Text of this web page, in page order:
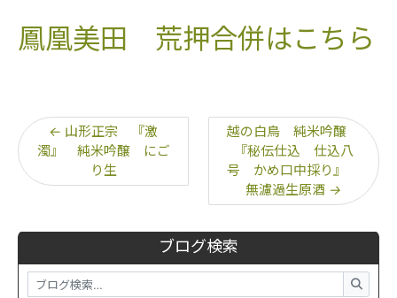
ブログ検索
鳳凰美田 荒押合併はこちら
← 山形正宗 『激
濁』 純米吟醸 にご
り生
越の白鳥 純米吟醸
『秘伝仕込 仕込八
号 かめ口中採り』
無濾過生原酒 →